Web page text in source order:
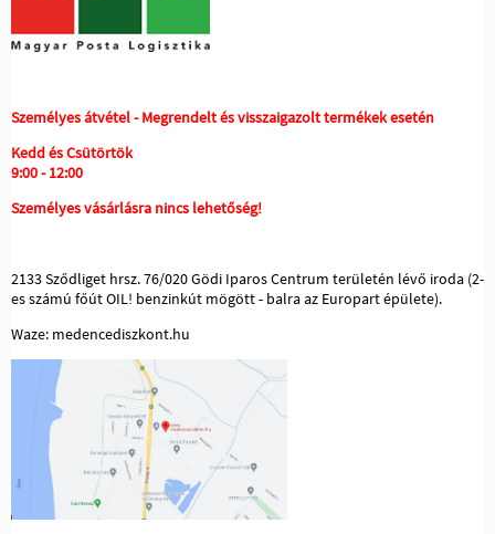
Személyes átvétel - Megrendelt és visszaigazolt termékek esetén
Kedd és Csütörtök
9:00 - 12:00
Személyes vásárlásra nincs lehetőség!
2133 Sződliget hrsz. 76/020 Gödi Iparos Centrum területén lévő iroda (2-
es számú főút OIL! benzinkút mögött - balra az Europart épülete).
Waze: medencediszkont.hu